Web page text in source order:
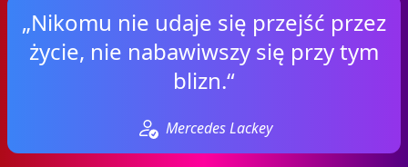
„Nikomu nie udaje się przejść przez
życie, nie nabawiwszy się przy tym
blizn.“
Mercedes Lackey